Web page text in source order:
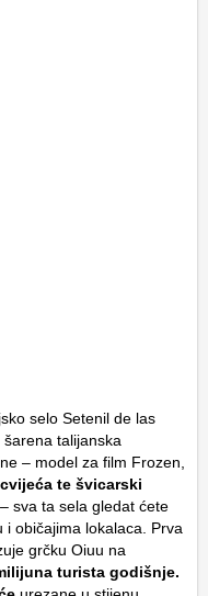
selo Setenil de las
talijanska
– model za film Frozen,
te švicarski
– sva ta sela gledat ćete
i običajima lokalaca. Prva
grčku Oiuu na
turista godišnje.